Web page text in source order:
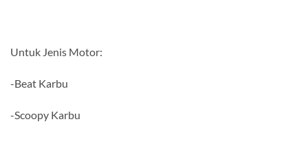
Untuk Jenis Motor:
-Beat Karbu
-Scoopy Karbu